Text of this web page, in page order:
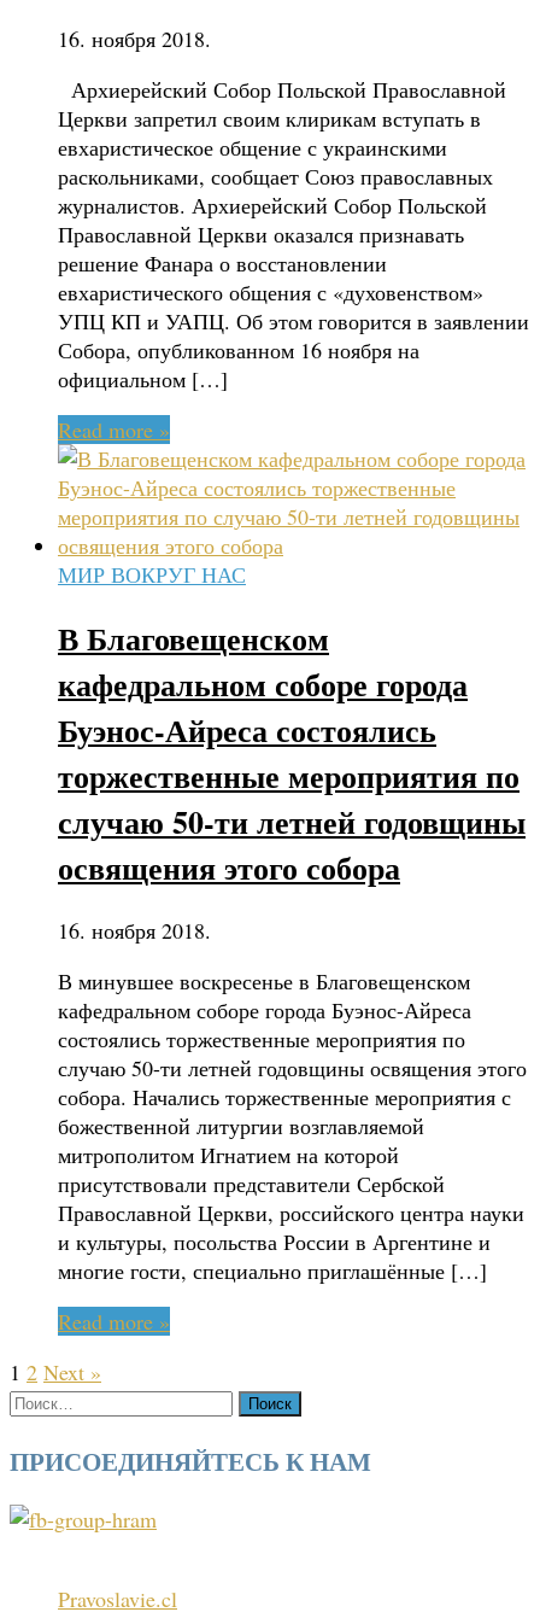
16. ноября 2018.
Архиерейский Собор Польской Православной
Церкви запретил своим клирикам вступать в
евхаристическое общение с украинскими
раскольниками, сообщает Союз православных
журналистов. Архиерейский Собор Польской
Православной Церкви оказался признавать
решение Фанара о восстановлении
евхаристического общения с «духовенством»
УПЦ КП и УАПЦ. Об этом говорится в заявлении
Собора, опубликованном 16 ноября на
официальном […]
Read more »
МИР ВОКРУГ НАС
В Благовещенском
кафедральном соборе города
Буэнос-Айреса состоялись
торжественные мероприятия по
случаю 50-ти летней годовщины
освящения этого собора
16. ноября 2018.
В минувшее воскресенье в Благовещенском
кафедральном соборе города Буэнос-Айреса
состоялись торжественные мероприятия по
случаю 50-ти летней годовщины освящения этого
собора. Начались торжественные мероприятия с
божественной литургии возглавляемой
митрополитом Игнатием на которой
присутствовали представители Сербской
Православной Церкви, российского центра науки
и культуры, посольства России в Аргентине и
многие гости, специально приглашённые […]
Read more »
1 2 Next »
Найти:
ПРИСОЕДИНЯЙТЕСЬ К НАМ
Pravoslavie.cl